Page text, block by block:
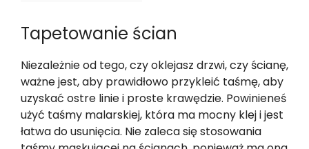
Tapetowanie ścian
Niezależnie od tego, czy oklejasz drzwi, czy ścianę,
ważne jest, aby prawidłowo przykleić taśmę, aby
uzyskać ostre linie i proste krawędzie. Powinieneś
użyć taśmy malarskiej, która ma mocny klej i jest
łatwa do usunięcia. Nie zaleca się stosowania